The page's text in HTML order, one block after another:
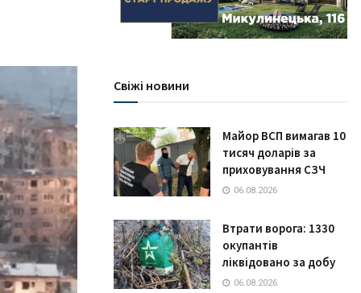
Свіжі новини
Майор ВСП вимагав 10
тисяч доларів за
приховування СЗЧ
06.08.2026
Втрати ворога: 1330
окупантів
ліквідовано за добу
06.08.2026